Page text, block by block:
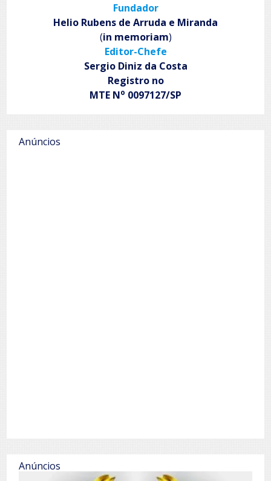
Fundador
Helio Rubens de Arruda e Miranda
(in memoriam)
Editor-Chefe
Sergio Diniz da Costa
Registro no
MTE No 0097127/SP
Anúncios
Anúncios